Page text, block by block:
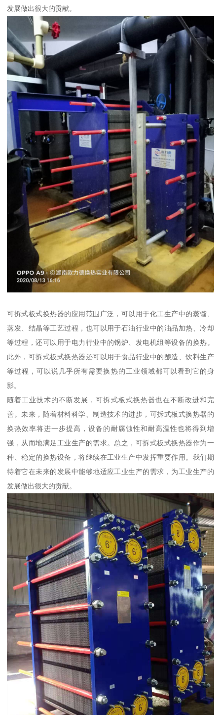
发展做出很大的贡献。
可拆式板式换热器的应用范围广泛，可以用于化工生产中的蒸馏、
蒸发、结晶等工艺过程，也可以用于石油行业中的油品加热、冷却
等过程，还可以用于电力行业中的锅炉、发电机组等设备的换热。
此外，可拆式板式换热器还可以用于食品行业中的酿造、饮料生产
等过程，可以说几乎所有需要换热的工业领域都可以看到它的身
影。
随着工业技术的不断发展，可拆式板式换热器也在不断改进和完
善。未来，随着材料科学、制造技术的进步，可拆式板式换热器的
换热效率将进一步提高，设备的耐腐蚀性和耐高温性也将得到增
强，从而地满足工业生产的需求。总之，可拆式板式换热器作为一
种、稳定的换热设备，将继续在工业生产中发挥重要作用。我们期
待着它在未来的发展中能够地适应工业生产的需求，为工业生产的
发展做出很大的贡献。